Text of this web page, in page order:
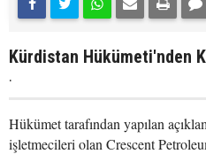
Kürdistan Hükümeti'nden
.
Hükümet tarafından yapılan
işletmecileri olan Crescent